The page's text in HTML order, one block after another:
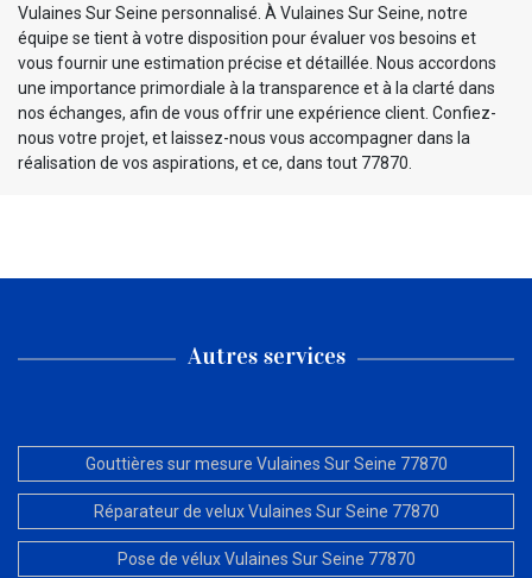
Vulaines Sur Seine personnalisé. À Vulaines Sur Seine, notre
équipe se tient à votre disposition pour évaluer vos besoins et
vous fournir une estimation précise et détaillée. Nous accordons
une importance primordiale à la transparence et à la clarté dans
nos échanges, afin de vous offrir une expérience client. Confiez-
nous votre projet, et laissez-nous vous accompagner dans la
réalisation de vos aspirations, et ce, dans tout 77870.
Autres services
Gouttières sur mesure Vulaines Sur Seine 77870
Réparateur de velux Vulaines Sur Seine 77870
Pose de vélux Vulaines Sur Seine 77870